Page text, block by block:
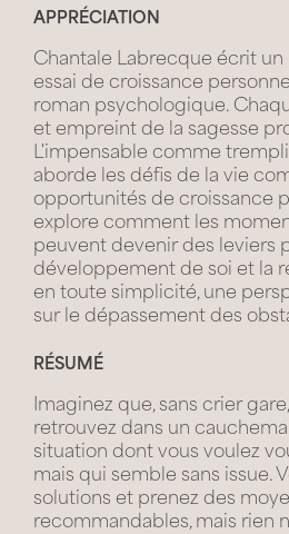
APPRÉCIATION
Chantale Labrecque écrit un
essai de croissance
roman psychologique.
et empreint de la sagesse
L'impensable comme
aborde les défis de la vie
opportunités de croissance
explore comment les
peuvent devenir des leviers
développement de soi et la
en toute simplicité, une
sur le dépassement des
RÉSUMÉ
Imaginez que, sans crier
retrouvez dans un
situation dont vous voulez
mais qui semble sans issue.
solutions et prenez des
recommandables, mais rien